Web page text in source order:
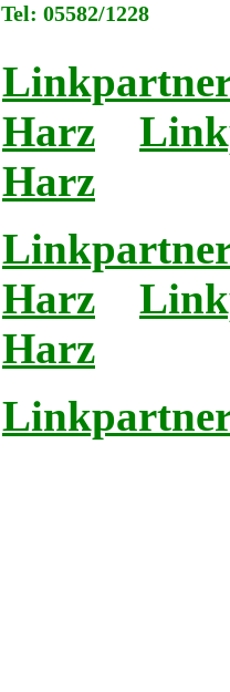
Tel: 05582/
Linkpartner
Harz
Harz
Linkpartner
Harz
Harz
Linkpartner